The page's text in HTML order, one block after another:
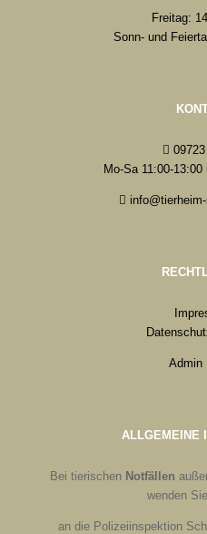
Freitag:
Sonn- und
Mo-Sa 11:00-
Admin
ALLGEMEINE
Bei tierischen Notfällen
wenden
an die Polizeiinspektion